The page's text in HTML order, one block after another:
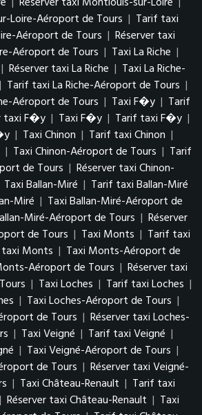
Loire-Aéroport de Tours | Tarif taxi
Aéroport de Tours | Réserver taxi
Aéroport de Tours | Taxi La Riche |
| Réserver taxi La Riche | Taxi La Riche-
| Tarif taxi La Riche-Aéroport de Tours |
Aéroport de Tours | Taxi F�y | Tarif
taxi F�y | Taxi F�y | Tarif taxi F�y |
| Taxi Chinon | Tarif taxi Chinon |
| Taxi Chinon-Aéroport de Tours | Tarif
de Tours | Réserver taxi Chinon-
Taxi Ballan-Miré | Tarif taxi Ballan-Miré
Miré | Taxi Ballan-Miré-Aéroport de
Miré-Aéroport de Tours | Réserver
de Tours | Taxi Monts | Tarif taxi
taxi Monts | Taxi Monts-Aéroport de
Aéroport de Tours | Réserver taxi
| Taxi Loches | Tarif taxi Loches |
| Taxi Loches-Aéroport de Tours |
de Tours | Réserver taxi Loches-
| Taxi Veigné | Tarif taxi Veigné |
| Taxi Veigné-Aéroport de Tours |
de Tours | Réserver taxi Veigné-
| Taxi Château-Renault | Tarif taxi
| Réserver taxi Château-Renault | Taxi